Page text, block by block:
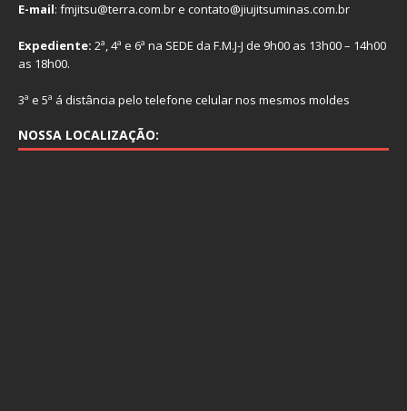
E-mail: fmjitsu@terra.com.br e contato@jiujitsuminas.com.br
Expediente: 2ª, 4ª e 6ª na SEDE da F.M.J-J de 9h00 as 13h00 – 14h00
as 18h00.
3ª e 5ª á distância pelo telefone celular nos mesmos moldes
NOSSA LOCALIZAÇÃO: